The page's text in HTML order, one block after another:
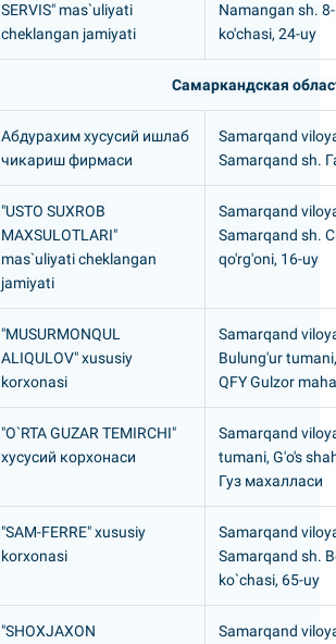
SERVIS" mas`uliyati
cheklangan jamiyati
Namangan sh.
ko'chasi, 24-uy
Самаркандская
Абдурахим хусусий ишлаб
чикариш фирмаси
Samarqand
Samarqand sh.
"USTO SUXROB
MAXSULOTLARI"
mas`uliyati cheklangan
jamiyati
Samarqand
Samarqand sh.
qo'rg'oni, 16-uy
"MUSURMONQUL
ALIQULOV" xususiy
korxonasi
Samarqand
Bulung'ur
QFY Gulzor
"O`RTA GUZAR TEMIRCHI"
хусусий корхонаси
Samarqand
tumani, G'o's
Гуз махалласи
"SAM-FERRE" xususiy
korxonasi
Samarqand
Samarqand sh.
ko`chasi, 65-uy
"SHOXJAXON
Samarqand